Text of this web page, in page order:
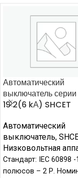
Автоматический
выключатель
19 2(6 kА) SHCET
Автоматический
выключатель,
Низковольтная
Стандарт: IEC 60898
полюсов – 2 Р.